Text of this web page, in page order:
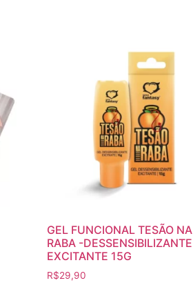
GEL FUNCIONAL TESÃO NA
RABA -DESSENSIBILIZANTE
EXCITANTE 15G
R$29,90